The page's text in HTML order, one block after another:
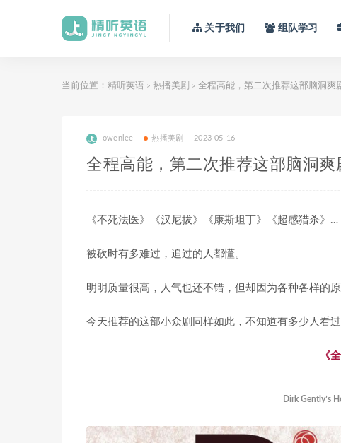
关于我们 组队学习
当前位置： 精听英语 > 热播美剧 > 全程高能，第二次推荐这部脑洞爽
owenlee 热播美剧 2023-05-16
全程高能，第二次推荐这部脑洞
《不死法医》《汉尼拔》《康斯坦丁》《超感猎杀》…
被砍时有多难过，追过的人都懂。
明明质量很高，人气也还不错，但却因为各种各样的原
今天推荐的这部小众剧同样如此，不知道有多少人看
《
Dirk Gently’s